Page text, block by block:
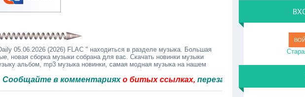
05.06.2026 (2026) FLAC " находиться в разделе музыка. Большая
новая сборка музыки собрана для вас. Скачать новинки музыки
альбом, mp3 музыка новинки, самая модная музыка на нашем
в комментарияхо битых ссылках,перезальём быстро.